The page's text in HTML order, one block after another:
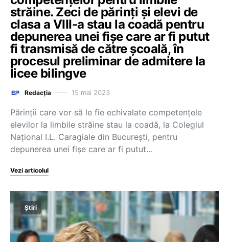
străine. Zeci de părinți și elevi de
clasa a VIII-a stau la coadă pentru
depunerea unei fișe care ar fi putut
fi transmisă de către școală, în
procesul preliminar de admitere la
licee bilingve
Redacția 15 mai 2023
Părinții care vor să le fie echivalate competențele
elevilor la limbile străine stau la coadă, la Colegiul
Național I.L. Caragiale din București, pentru
depunerea unei fișe care ar fi putut…
Vezi articolul
Știri